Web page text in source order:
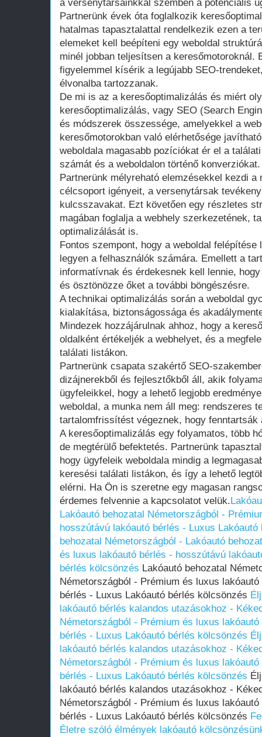
a versenytársainkkal szemben a potenciális
Partnerünk évek óta foglalkozik
hatalmas tapasztalattal rendelkezik ezen a
elemeket kell beépíteni egy weboldal
minél jobban teljesítsen a keresőmotoroknál.
figyelemmel kísérik a legújabb SEO-
élvonalba tartozzanak.
De mi is az a keresőoptimalizálás és miért
keresőoptimalizálás, vagy SEO (Search
és módszerek összessége, amelyekkel a
keresőmotorokban való elérhetősége
weboldala magasabb pozíciókat ér el a
számát és a weboldalon történő konverziókat.
Partnerünk mélyreható elemzésekkel kezdi a
célcsoport igényeit, a versenytársak
kulcsszavakat. Ezt követően egy részletes
magában foglalja a webhely szerkezetének,
optimalizálását is.
Fontos szempont, hogy a weboldal
legyen a felhasználók számára. Emellett a
informatívnak és érdekesnek kell lennie,
és ösztönözze őket a további böngészésre.
A technikai optimalizálás során a weboldal
kialakítása, biztonságossága és
Mindezek hozzájárulnak ahhoz, hogy a
oldalként értékeljék a webhelyet, és a
találati listákon.
Partnerünk csapata szakértő SEO-
dizájnerekből és fejlesztőkből áll, akik
ügyfeleikkel, hogy a lehető legjobb
weboldal, a munka nem áll meg: rendszeres
tartalomfrissítést végeznek, hogy fenntartsák
A keresőoptimalizálás egy folyamatos, több
de megtérülő befektetés. Partnerünk
hogy ügyfeleik weboldala mindig a
keresési találati listákon, és így a lehető
elérni. Ha Ön is szeretne egy magasan
érdemes felvennie a kapcsolatot velük.
Lakóautó behozatal Németországból -
hosszútávú lakóautó bérlés - Luxus
behozatal Németországból - Lakóautó
és luxus lakóautó bérlés - hosszútávú
bérlés kölcsönzés Lakóautó behozatal
Németországból - Prémium és luxus
bérlés - Luxus Lakóautó bérlés kölcsönzés
lakóautó bérlés kalandos utazásokhoz -
Németországból - Prémium és luxus
bérlés - Luxus Lakóautó bérlés kölcsönzés
lakóautó bérlés kalandos utazásokhoz -
Németországból - Prémium és luxus
bérlés - Luxus Lakóautó bérlés kölcsönzés
lakóautó bérlés kalandos utazásokhoz -
Németországból - Prémium és luxus
bérlés - Luxus Lakóautó bérlés kölcsönzés
Életre szóló élmények lakóautó